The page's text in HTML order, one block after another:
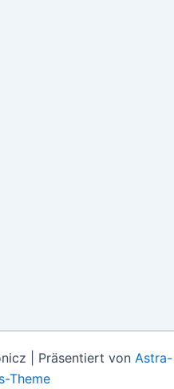
| Präsentiert von Astra-
Theme